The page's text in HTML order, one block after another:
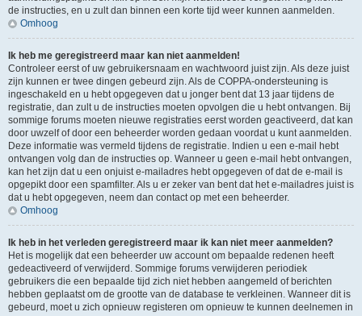
de instructies, en u zult dan binnen een korte tijd weer kunnen aanmelden.
Omhoog
Ik heb me geregistreerd maar kan niet aanmelden!
Controleer eerst of uw gebruikersnaam en wachtwoord juist zijn. Als deze juist
zijn kunnen er twee dingen gebeurd zijn. Als de COPPA-ondersteuning is
ingeschakeld en u hebt opgegeven dat u jonger bent dat 13 jaar tijdens de
registratie, dan zult u de instructies moeten opvolgen die u hebt ontvangen. Bij
sommige forums moeten nieuwe registraties eerst worden geactiveerd, dat kan
door uwzelf of door een beheerder worden gedaan voordat u kunt aanmelden.
Deze informatie was vermeld tijdens de registratie. Indien u een e-mail hebt
ontvangen volg dan de instructies op. Wanneer u geen e-mail hebt ontvangen,
kan het zijn dat u een onjuist e-mailadres hebt opgegeven of dat de e-mail is
opgepikt door een spamfilter. Als u er zeker van bent dat het e-mailadres juist is
dat u hebt opgegeven, neem dan contact op met een beheerder.
Omhoog
Ik heb in het verleden geregistreerd maar ik kan niet meer aanmelden?
Het is mogelijk dat een beheerder uw account om bepaalde redenen heeft
gedeactiveerd of verwijderd. Sommige forums verwijderen periodiek
gebruikers die een bepaalde tijd zich niet hebben aangemeld of berichten
hebben geplaatst om de grootte van de database te verkleinen. Wanneer dit is
gebeurd, moet u zich opnieuw registeren om opnieuw te kunnen deelnemen in